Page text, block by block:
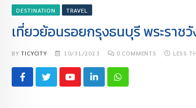
DESTINATION TRAVEL
เที่ยวย้อนรอยกรุงธนบุรี พระรา
BYTICYCITY 10/31/2023 0 COMMENTS LESS